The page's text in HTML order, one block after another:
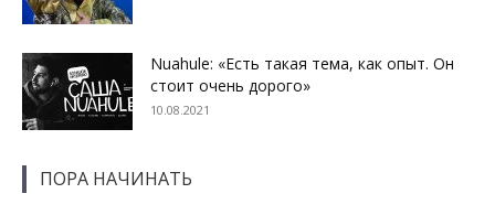
Nuahule: «Есть такая тема, как опыт. Он
стоит очень дорого»
10.08.2021
ПОРА НАЧИНАТЬ